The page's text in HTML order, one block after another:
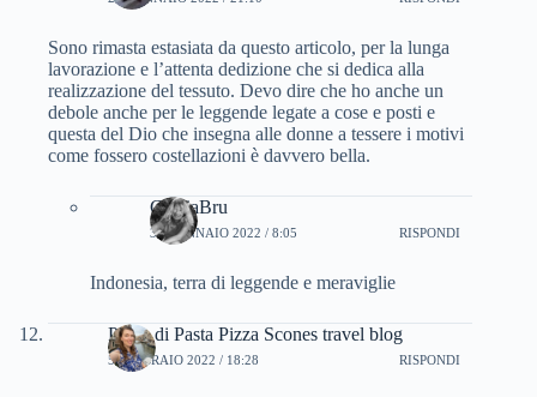
Sono rimasta estasiata da questo articolo, per la lunga
lavorazione e l’attenta dedizione che si dedica alla
realizzazione del tessuto. Devo dire che ho anche un
debole anche per le leggende legate a cose e posti e
questa del Dio che insegna alle donne a tessere i motivi
come fossero costellazioni è davvero bella.
CinziaBru
30 GENNAIO 2022 / 8:05 RISPONDI
Indonesia, terra di leggende e meraviglie
Paola di Pasta Pizza Scones travel blog
5 FEBBRAIO 2022 / 18:28 RISPONDI